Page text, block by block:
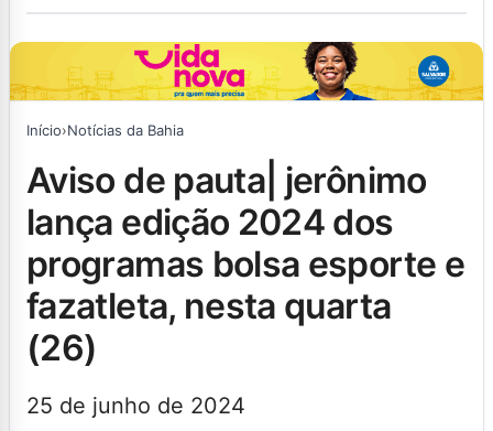
Início›Notícias da Bahia
aviso de pauta| jerônimo
lança edição 2024 dos
programas bolsa esporte e
fazatleta, nesta quarta
(26)
25 de junho de 2024